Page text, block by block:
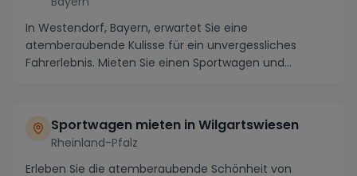
In Westendorf, Bayern, erwartet Sie eine
atemberaubende Kulisse für ein unvergessliches
Fahrerlebnis. Mieten Sie einen Sportwagen und
Sportwagen mieten in Wilgartswiesen
Rheinland-Pfalz
Erleben Sie die atemberaubende Schönheit von